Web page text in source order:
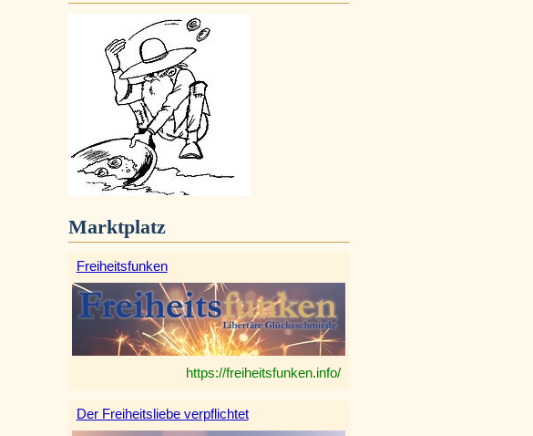
Marktplatz
Freiheitsfunken
https://freiheitsfunken.info/
Der Freiheitsliebe verpflichtet